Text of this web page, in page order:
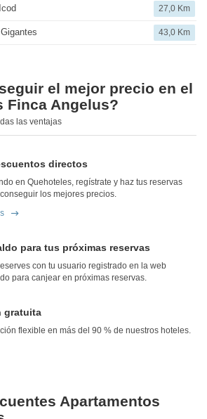
27,0 Km
43,0 Km
el mejor precio en el
Finca Angelus?
las ventajas
directos
en Quehoteles, regístrate y haz tus reservas
los mejores precios.
para tus próximas reservas
con tu usuario registrado en la web
para canjear en próximas reservas.
gratuita
flexible en más del 90 % de nuestros hoteles.
Apartamentos